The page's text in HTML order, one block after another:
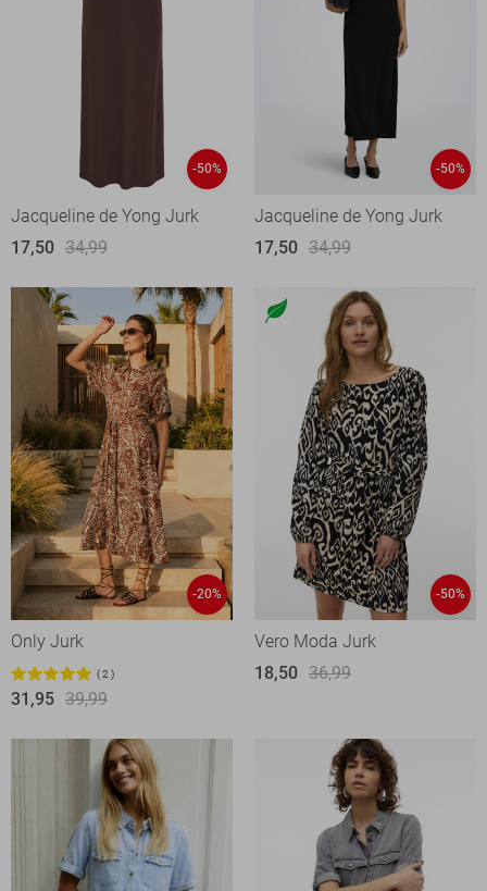
-50%
Jacqueline de Yong Jurk
17,50 34,99
-50%
Jacqueline de Yong Jurk
17,50 34,99
-20%
Only Jurk
2
31,95 39,99
-50%
Vero Moda Jurk
18,50 36,99